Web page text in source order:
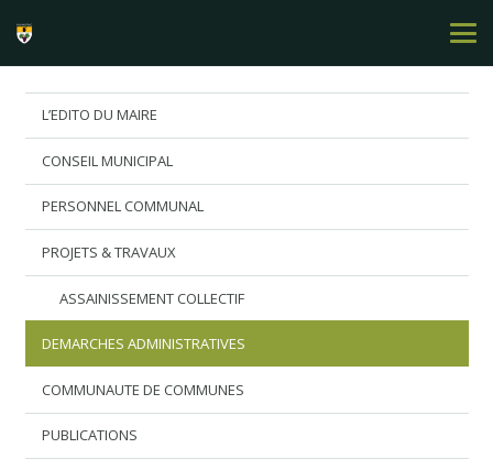
L’EDITO DU MAIRE
CONSEIL MUNICIPAL
PERSONNEL COMMUNAL
PROJETS & TRAVAUX
ASSAINISSEMENT COLLECTIF
DEMARCHES ADMINISTRATIVES
COMMUNAUTE DE COMMUNES
PUBLICATIONS